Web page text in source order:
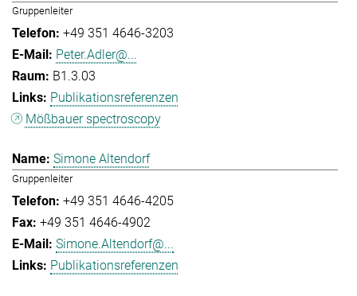
Gruppenleiter
+49 351 4646-3203
Peter.Adler@...
B1.3.03
Publikationsreferenzen
Mößbauer spectroscopy
Simone Altendorf
Gruppenleiter
+49 351 4646-4205
+49 351 4646-4902
Simone.Altendorf@...
Publikationsreferenzen